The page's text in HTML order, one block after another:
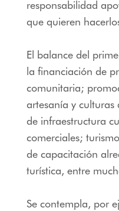
responsabilidad
que quieren
El balance del
la financiación de
comunitaria;
artesanía y culturas
de infraestructura
comerciales;
de capacitación
turística, entre
Se contempla, por